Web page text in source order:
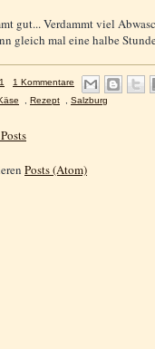
gut... Verdammt viel
gleich mal eine halbe
1 Kommentare
Rezept Salzburg
Posts (Atom)